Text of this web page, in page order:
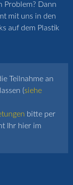
Problem? Dann
mit uns in den
auf dem Plastik
Teilnahme an
(siehe
bitte per
Ihr hier im